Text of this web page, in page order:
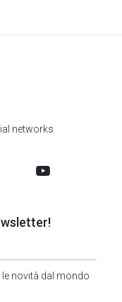
networks
novità dal mondo